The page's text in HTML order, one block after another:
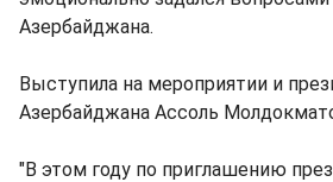
Азербайджана.
Выступила на мероприятии и
Азербайджана Ассоль
"В этом году по приглашению